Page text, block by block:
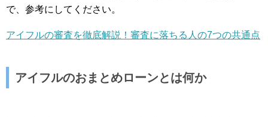
で、参考にしてください。
アイフルの審査を徹底解説！審査に落ちる人の7つの共通点
アイフルのおまとめローンとは何か